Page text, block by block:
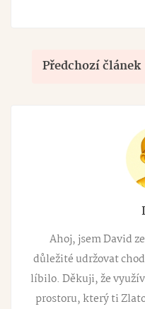
Předchozí článek
Ahoj, jsem David
důležité udržovat
líbilo. Děkuji, že
prostoru, který ti